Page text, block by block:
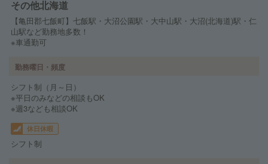
その他北海道
【亀田郡七飯町】七飯駅・大沼公園駅・大中山駅・大沼(北海道)駅・仁
山駅など勤務地多数！
※車通勤可
勤務曜日・頻度
シフト制（月～日）
※平日のみなどの相談もOK
※週3なども相談OK
休日休暇
シフト制